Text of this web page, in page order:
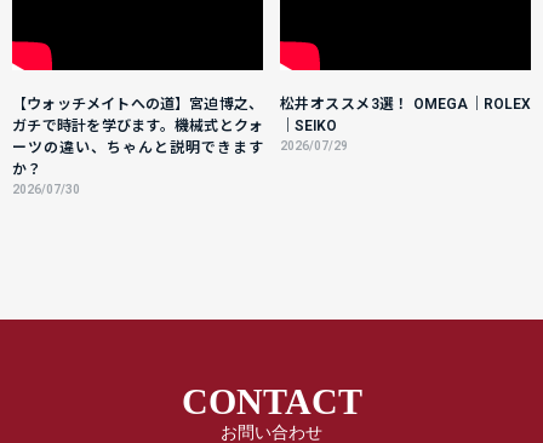
【ウォッチメイトへの道】宮迫博之、
ガチで時計を学びます。機械式とクォ
ーツの違い、ちゃんと説明できます
か？
2026/07/30
松井オススメ3選！ OMEGA｜ROLEX
｜SEIKO
2026/07/29
CONTACT
お問い合わせ